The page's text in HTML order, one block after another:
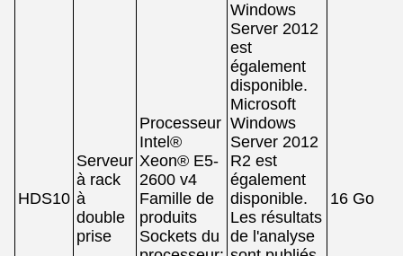
HDS10
Serveur
à rack
à
double
prise
Processeur
Intel®
Xeon® E5-
2600 v4
Famille de
produits
Sockets du
Windows
Server 2012
est
également
disponible.
Microsoft
Windows
Server 2012
R2 est
également
disponible.
Les résultats
de l'analyse
16 Go